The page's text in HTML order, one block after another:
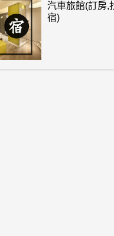
汽車旅館(訂房,
宿)